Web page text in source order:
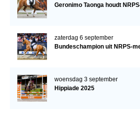
Geronimo Taonga houdt
zaterdag 6 september
Bundeschampion uit NRPS-
woensdag 3 september
Hippiade 2025